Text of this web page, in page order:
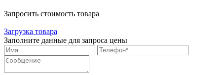
Запросить стоимость товара
Загрузка товара
Заполните данные для запроса цены